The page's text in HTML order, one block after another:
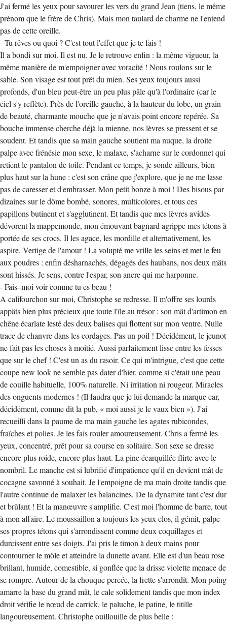
J'ai fermé les yeux pour savourer les vers du grand Jean (tiens, le même
prénom que le frère de Chris). Mais mon taulard de charme ne l'entend
pas de cette oreille.
- Tu rêves ou quoi ? C'est tout l'effet que je te fais !
Il a bondi sur moi. Il est nu. Je le retrouve enfin : la même vigueur, la
même manière de m'empoigner avec voracité ! Nous roulons sur le
sable. Son visage est tout prêt du mien. Ses yeux toujours aussi
profonds, d'un bleu peut-être un peu plus pâle qu'à l'ordinaire (car le
ciel s'y reflète). Près de l'oreille gauche, à la hauteur du lobe, un grain
de beauté, charmante mouche que je n'avais point encore repérée. Sa
bouche immense cherche déjà la mienne, nos lèvres se pressent et se
soudent. Et tandis que sa main gauche soutient ma nuque, la droite
palpe avec frénésie mon sexe, le malaxe, s'acharne sur le cordonnet qui
retient le pantalon de toile. Pendant ce temps, je sonde ailleurs, bien
plus haut sur la hune : c'est son crâne que j'explore, que je ne me lasse
pas de caresser et d'embrasser. Mon petit bonze à moi ! Des bisous par
dizaines sur le dôme bombé, sonores, multicolores, et tous ces
papillons butinent et s'agglutinent. Et tandis que mes lèvres avides
dévorent la mappemonde, mon émouvant bagnard agrippe mes tétons à
portée de ses crocs. Il les agace, les mordille et alternativement, les
aspire. Vertige de l'amour ! La volupté me vrille les seins et met le feu
aux poudres : enfin désharnachés, dégagés des haubans, nos deux mâts
sont hissés. Je sens, contre l'espar, son ancre qui me harponne.
- Fais–moi voir comme tu es beau !
A califourchon sur moi, Christophe se redresse. Il m'offre ses lourds
appâts bien plus précieux que toute l'île au trésor : son mât d'artimon en
chêne écarlate lesté des deux balises qui flottent sur mon ventre. Nulle
trace de chanvre dans les cordages. Pas un poil ! Décidément, le jeunot
ne fait pas les choses à moitié. Aussi parfaitement lisse entre les fesses
que sur le chef ! C'est un as du rasoir. Ce qui m'intrigue, c'est que cette
coupe new look ne semble pas dater d'hier, comme si c'était une peau
de couille habituelle, 100% naturelle. Ni irritation ni rougeur. Miracles
des onguents modernes ! (Il faudra que je lui demande la marque car,
décidément, comme dit la pub, « moi aussi je le vaux bien »). J'ai
recueilli dans la paume de ma main gauche les agates rubicondes,
fraîches et polies. Je les fais rouler amoureusement. Chris a fermé les
yeux, concentré, prêt pour sa course en solitaire. Son sexe se dresse
encore plus roide, encore plus haut. La pine écarquillée flirte avec le
nombril. Le manche est si lubrifié d'impatience qu'il en devient mât de
cocagne savonné à souhait. Je l'empoigne de ma main droite tandis que
l'autre continue de malaxer les balancines. De la dynamite tant c'est dur
et brûlant ! Et la manœuvre s'amplifie. C'est moi l'homme de barre, tout
à mon affaire. Le moussaillon a toujours les yeux clos, il gémit, palpe
ses propres tétons qui s'arrondissent comme deux coquillages et
durcissent entre ses doigts. J'ai pris le timon à deux mains pour
contourner le môle et atteindre la dunette avant. Elle est d'un beau rose
brillant, humide, comestible, si gonflée que la drisse violette menace de
se rompre. Autour de la chouque percée, la frette s'arrondit. Mon poing
amarre la base du grand mât, le cale solidement tandis que mon index
droit vérifie le nœud de carrick, le paluche, le patine, le titille
langoureusement. Christophe ouillouille de plus belle :